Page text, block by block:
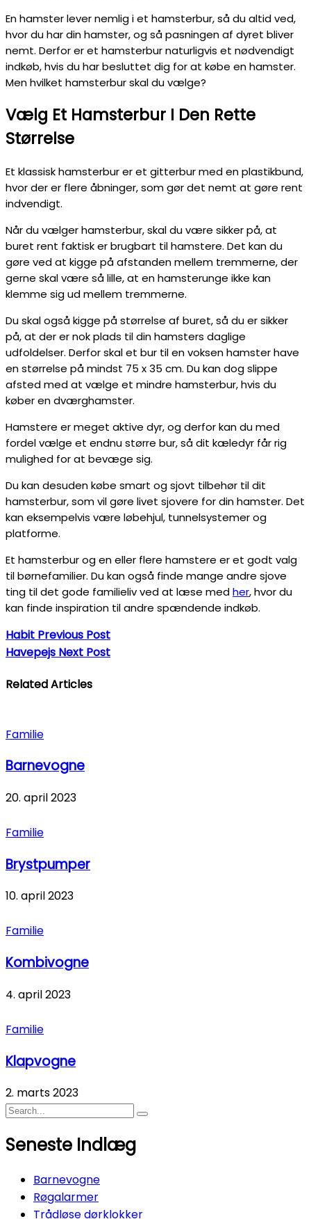
En hamster lever nemlig i et hamsterbur, så du altid ved,
hvor du har din hamster, og så pasningen af dyret bliver
nemt. Derfor er et hamsterbur naturligvis et nødvendigt
indkøb, hvis du har besluttet dig for at købe en hamster.
Men hvilket hamsterbur skal du vælge?
Vælg Et Hamsterbur I Den Rette
Størrelse
Et klassisk hamsterbur er et gitterbur med en plastikbund,
hvor der er flere åbninger, som gør det nemt at gøre rent
indvendigt.
Når du vælger hamsterbur, skal du være sikker på, at
buret rent faktisk er brugbart til hamstere. Det kan du
gøre ved at kigge på afstanden mellem tremmerne, der
gerne skal være så lille, at en hamsterunge ikke kan
klemme sig ud mellem tremmerne.
Du skal også kigge på størrelse af buret, så du er sikker
på, at der er nok plads til din hamsters daglige
udfoldelser. Derfor skal et bur til en voksen hamster have
en størrelse på mindst 75 x 35 cm. Du kan dog slippe
afsted med at vælge et mindre hamsterbur, hvis du
køber en dværghamster.
Hamstere er meget aktive dyr, og derfor kan du med
fordel vælge et endnu større bur, så dit kæledyr får rig
mulighed for at bevæge sig.
Du kan desuden købe smart og sjovt tilbehør til dit
hamsterbur, som vil gøre livet sjovere for din hamster. Det
kan eksempelvis være løbehjul, tunnelsystemer og
platforme.
Et hamsterbur og en eller flere hamstere er et godt valg
til børnefamilier. Du kan også finde mange andre sjove
ting til det gode familieliv ved at læse medher, hvor du
kan finde inspiration til andre spændende indkøb.
Habit Previous Post
Havepejs Next Post
Related Articles
Familie
Barnevogne
20. april 2023
Familie
Brystpumper
10. april 2023
Familie
Kombivogne
4. april 2023
Familie
Klapvogne
2. marts 2023
Seneste Indlæg
Barnevogne
Røgalarmer
Trådløse dørklokker